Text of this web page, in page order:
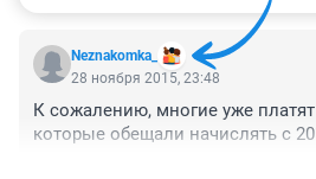
Neznakomka_
28 ноября 2015, 23:48
К сожалению, многие уже платят
которые обещали начислять с